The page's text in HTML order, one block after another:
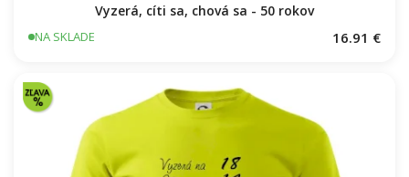
Vyzerá, cíti sa, chová sa - 50 rokov
NA SKLADE 16.91 €